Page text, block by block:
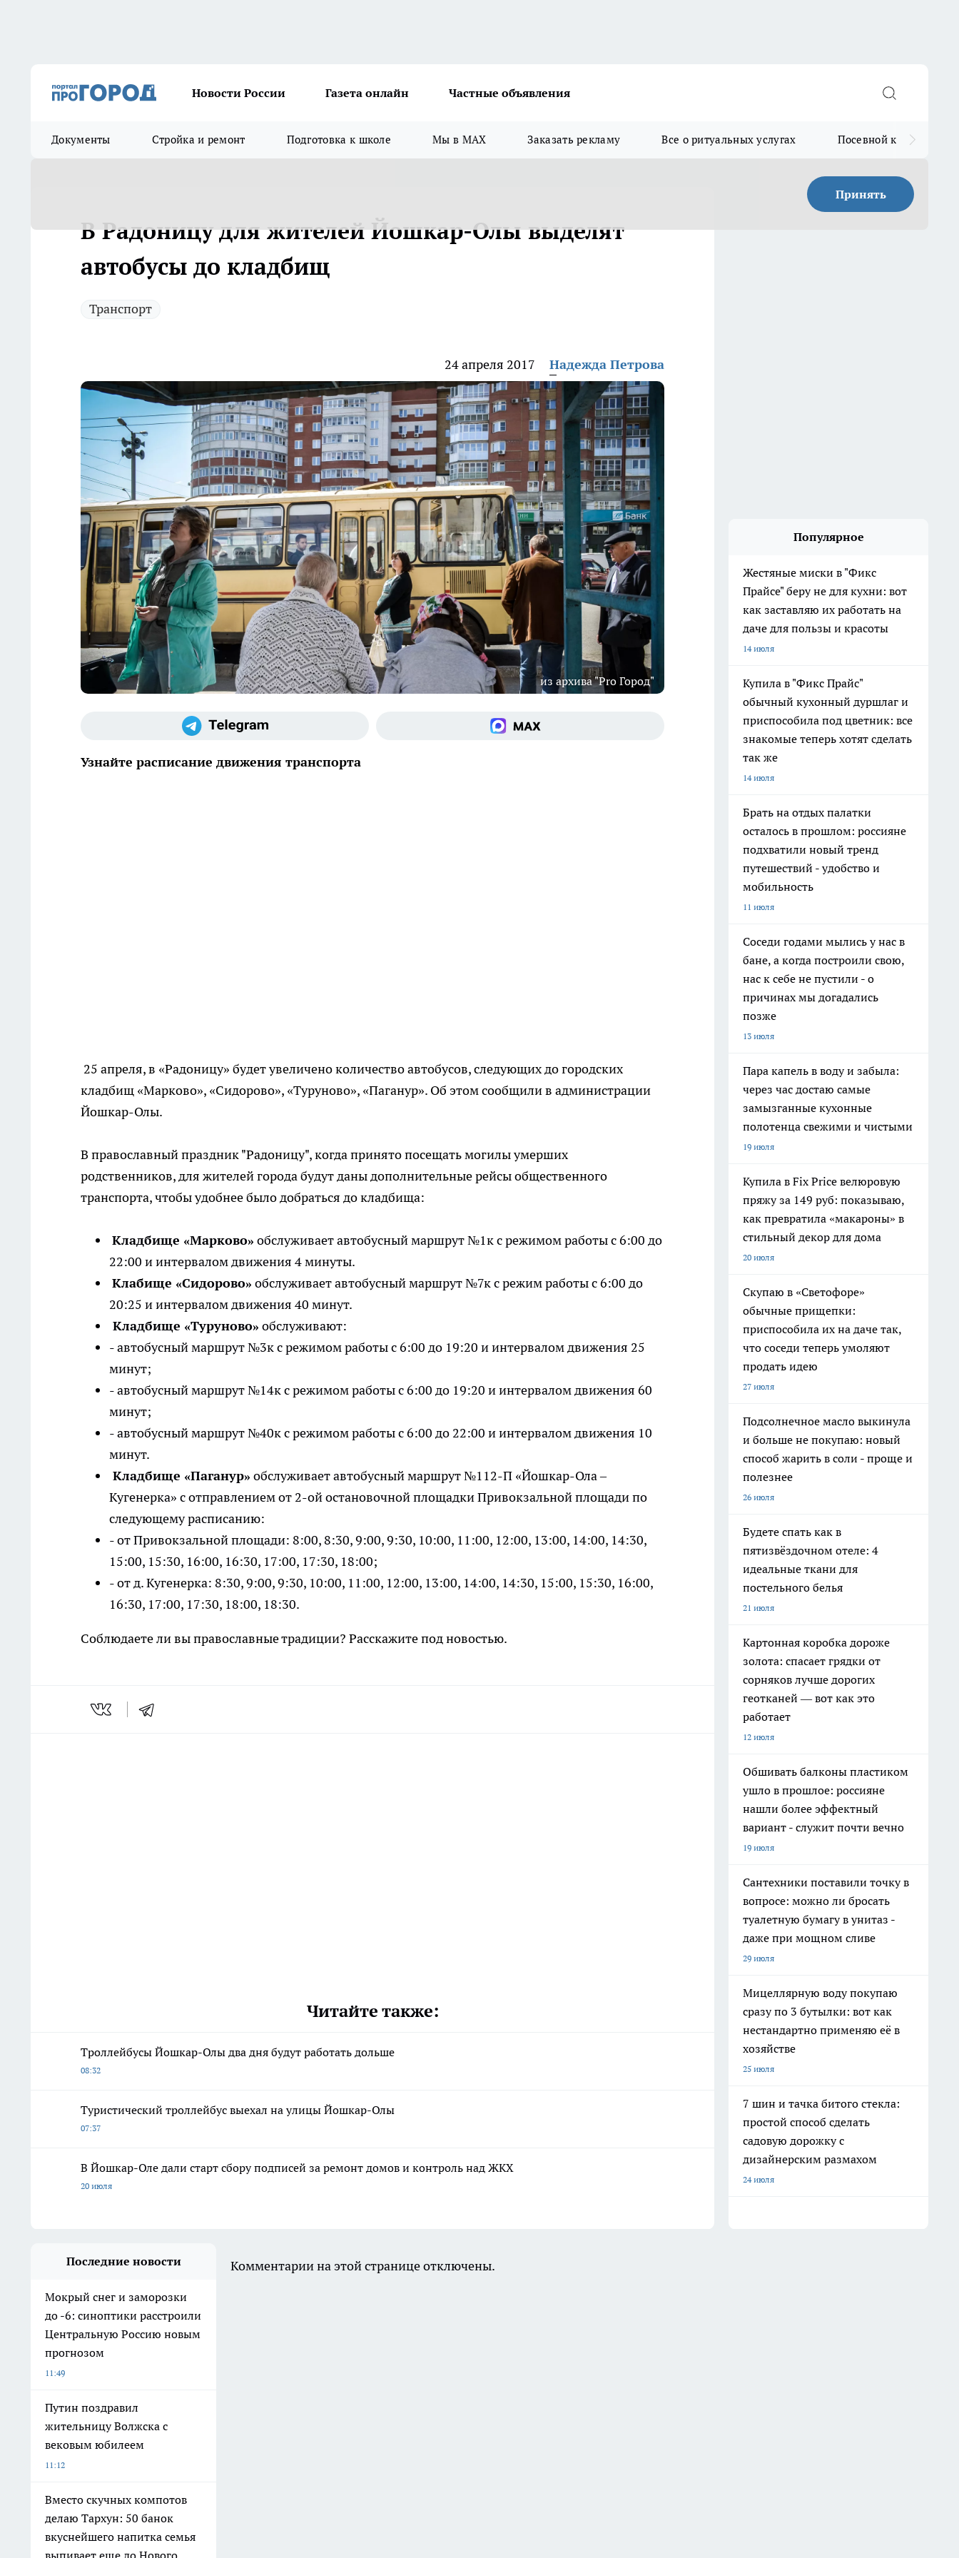
Новости России Газета онлайн Частные объявления
Документы Стройка и ремонт Подготовка к школе Мы в MAX Заказать рекламу Все о ритуальных услугах Посевной календарь
Принять
В Радоницу для жителей Йошкар-Олы выделят
автобусы до кладбищ
Транспорт
24 апреля 2017 Надежда Петрова
из архива "Pro Город"
Узнайте расписание движения транспорта
25 апреля, в «Радоницу» будет увеличено количество автобусов, следующих до городских
кладбищ «Марково», «Сидорово», «Туруново», «Паганур». Об этом сообщили в администрации
Йошкар-Олы.
В православный праздник "Радоницу", когда принято посещать могилы умерших
родственников, для жителей города будут даны дополнительные рейсы общественного
транспорта, чтобы удобнее было добраться до кладбища:
Кладбище «Марково» обслуживает автобусный маршрут №1к с режимом работы с 6:00 до
22:00 и интервалом движения 4 минуты.
Клабище «Сидорово» обслуживает автобусный маршрут №7к с режим работы с 6:00 до
20:25 и интервалом движения 40 минут.
Кладбище «Туруново» обслуживают:
- автобусный маршрут №3к с режимом работы с 6:00 до 19:20 и интервалом движения 25
минут;
- автобусный маршрут №14к с режимом работы с 6:00 до 19:20 и интервалом движения 60
минут;
- автобусный маршрут №40к с режимом работы с 6:00 до 22:00 и интервалом движения 10
минут.
Кладбище «Паганур» обслуживает автобусный маршрут №112-П «Йошкар-Ола –
Кугенерка» с отправлением от 2-ой остановочной площадки Привокзальной площади по
следующему расписанию:
- от Привокзальной площади: 8:00, 8:30, 9:00, 9:30, 10:00, 11:00, 12:00, 13:00, 14:00, 14:30,
15:00, 15:30, 16:00, 16:30, 17:00, 17:30, 18:00;
- от д. Кугенерка: 8:30, 9:00, 9:30, 10:00, 11:00, 12:00, 13:00, 14:00, 14:30, 15:00, 15:30, 16:00,
16:30, 17:00, 17:30, 18:00, 18:30.
Соблюдаете ли вы православные традиции? Расскажите под новостью.
Читайте также:
Троллейбусы Йошкар-Олы два дня будут работать дольше
08:32
Туристический троллейбус выехал на улицы Йошкар-Олы
07:37
В Йошкар-Оле дали старт сбору подписей за ремонт домов и контроль над ЖКХ
20 июля
Популярное
Жестяные миски в "Фикс
Прайсе" беру не для кухни: вот
как заставляю их работать на
даче для пользы и красоты
14 июля
Купила в "Фикс Прайс"
обычный кухонный дуршлаг и
приспособила под цветник: все
знакомые теперь хотят сделать
так же
14 июля
Брать на отдых палатки
осталось в прошлом: россияне
подхватили новый тренд
путешествий - удобство и
мобильность
11 июля
Соседи годами мылись у нас в
бане, а когда построили свою,
нас к себе не пустили - о
причинах мы догадались
позже
13 июля
Пара капель в воду и забыла:
через час достаю самые
замызганные кухонные
полотенца свежими и чистыми
19 июля
Купила в Fix Price велюровую
пряжу за 149 руб: показываю,
как превратила «макароны» в
стильный декор для дома
20 июля
Скупаю в «Светофоре»
обычные прищепки:
приспособила их на даче так,
что соседи теперь умоляют
продать идею
27 июля
Подсолнечное масло выкинула
и больше не покупаю: новый
способ жарить в соли - проще и
полезнее
26 июля
Будете спать как в
пятизвёздочном отеле: 4
идеальные ткани для
постельного белья
21 июля
Картонная коробка дороже
золота: спасает грядки от
сорняков лучше дорогих
геотканей — вот как это
работает
12 июля
Обшивать балконы пластиком
ушло в прошлое: россияне
нашли более эффектный
вариант - служит почти вечно
19 июля
Сантехники поставили точку в
вопросе: можно ли бросать
туалетную бумагу в унитаз -
даже при мощном сливе
29 июля
Мицеллярную воду покупаю
сразу по 3 бутылки: вот как
нестандартно применяю её в
хозяйстве
25 июля
7 шин и тачка битого стекла:
простой способ сделать
садовую дорожку с
дизайнерским размахом
24 июля
Последние новости
Мокрый снег и заморозки
до -6: синоптики расстроили
Центральную Россию новым
прогнозом
11:49
Путин поздравил
жительницу Волжска с
вековым юбилеем
11:12
Вместо скучных компотов
делаю Тархун: 50 банок
вкуснейшего напитка семья
Комментарии на этой странице отключены.